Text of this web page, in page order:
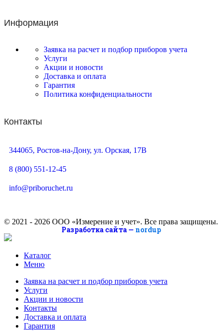
Информация
Заявка на расчет и подбор приборов учета
Услуги
Акции и новости
Доставка и оплата
Гарантия
Политика конфиденциальности
Контакты
344065, Ростов-на-Дону, ул. Орская, 17В
8 (800) 551-12-45
info@priboruchet.ru
© 2021 - 2026 ООО «Измерение и учет». Все права защищены.
Разработка сайта — nordup
Каталог
Меню
Заявка на расчет и подбор приборов учета
Услуги
Акции и новости
Контакты
Доставка и оплата
Гарантия